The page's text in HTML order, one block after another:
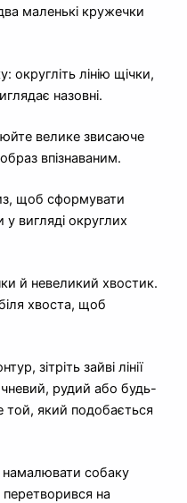
маленькі кружечки
лінію щічки,
назовні.
велике звисаюче
впізнаваним.
щоб сформувати
вигляді округлих
й невеликий хвостик.
хвоста, щоб
зітріть зайві лінії
рудий або будь-
той, який подобається
намалювати собаку
на